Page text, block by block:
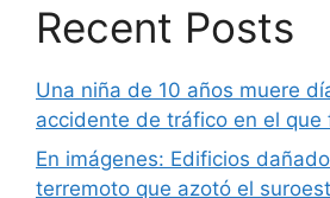
Recent Posts
Una niña de 10 años muere
accidente de tráfico en el que
En imágenes: Edificios
terremoto que azotó el